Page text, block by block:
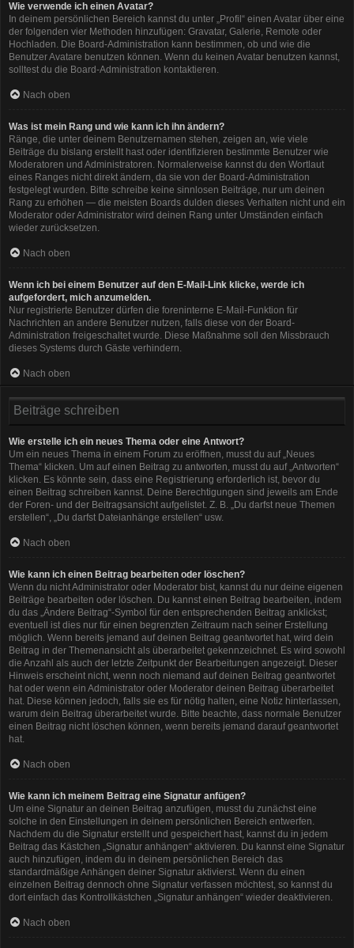
Wie verwende ich einen Avatar?
In deinem persönlichen Bereich kannst du unter „Profil“ einen Avatar über eine
der folgenden vier Methoden hinzufügen: Gravatar, Galerie, Remote oder
Hochladen. Die Board-Administration kann bestimmen, ob und wie die
Benutzer Avatare benutzen können. Wenn du keinen Avatar benutzen kannst,
solltest du die Board-Administration kontaktieren.
Nach oben
Was ist mein Rang und wie kann ich ihn ändern?
Ränge, die unter deinem Benutzernamen stehen, zeigen an, wie viele
Beiträge du bislang erstellt hast oder identifizieren bestimmte Benutzer wie
Moderatoren und Administratoren. Normalerweise kannst du den Wortlaut
eines Ranges nicht direkt ändern, da sie von der Board-Administration
festgelegt wurden. Bitte schreibe keine sinnlosen Beiträge, nur um deinen
Rang zu erhöhen — die meisten Boards dulden dieses Verhalten nicht und ein
Moderator oder Administrator wird deinen Rang unter Umständen einfach
wieder zurücksetzen.
Nach oben
Wenn ich bei einem Benutzer auf den E-Mail-Link klicke, werde ich
aufgefordert, mich anzumelden.
Nur registrierte Benutzer dürfen die foreninterne E-Mail-Funktion für
Nachrichten an andere Benutzer nutzen, falls diese von der Board-
Administration freigeschaltet wurde. Diese Maßnahme soll den Missbrauch
dieses Systems durch Gäste verhindern.
Nach oben
Beiträge schreiben
Wie erstelle ich ein neues Thema oder eine Antwort?
Um ein neues Thema in einem Forum zu eröffnen, musst du auf „Neues
Thema“ klicken. Um auf einen Beitrag zu antworten, musst du auf „Antworten“
klicken. Es könnte sein, dass eine Registrierung erforderlich ist, bevor du
einen Beitrag schreiben kannst. Deine Berechtigungen sind jeweils am Ende
der Foren- und der Beitragsansicht aufgelistet. Z. B. „Du darfst neue Themen
erstellen“, „Du darfst Dateianhänge erstellen“ usw.
Nach oben
Wie kann ich einen Beitrag bearbeiten oder löschen?
Wenn du nicht Administrator oder Moderator bist, kannst du nur deine eigenen
Beiträge bearbeiten oder löschen. Du kannst einen Beitrag bearbeiten, indem
du das „Ändere Beitrag“-Symbol für den entsprechenden Beitrag anklickst;
eventuell ist dies nur für einen begrenzten Zeitraum nach seiner Erstellung
möglich. Wenn bereits jemand auf deinen Beitrag geantwortet hat, wird dein
Beitrag in der Themenansicht als überarbeitet gekennzeichnet. Es wird sowohl
die Anzahl als auch der letzte Zeitpunkt der Bearbeitungen angezeigt. Dieser
Hinweis erscheint nicht, wenn noch niemand auf deinen Beitrag geantwortet
hat oder wenn ein Administrator oder Moderator deinen Beitrag überarbeitet
hat. Diese können jedoch, falls sie es für nötig halten, eine Notiz hinterlassen,
warum dein Beitrag überarbeitet wurde. Bitte beachte, dass normale Benutzer
einen Beitrag nicht löschen können, wenn bereits jemand darauf geantwortet
hat.
Nach oben
Wie kann ich meinem Beitrag eine Signatur anfügen?
Um eine Signatur an deinen Beitrag anzufügen, musst du zunächst eine
solche in den Einstellungen in deinem persönlichen Bereich entwerfen.
Nachdem du die Signatur erstellt und gespeichert hast, kannst du in jedem
Beitrag das Kästchen „Signatur anhängen“ aktivieren. Du kannst eine Signatur
auch hinzufügen, indem du in deinem persönlichen Bereich das
standardmäßige Anhängen deiner Signatur aktivierst. Wenn du einen
einzelnen Beitrag dennoch ohne Signatur verfassen möchtest, so kannst du
dort einfach das Kontrollkästchen „Signatur anhängen“ wieder deaktivieren.
Nach oben